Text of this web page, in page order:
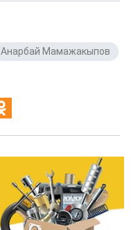
Анарбай Мамажакыпов